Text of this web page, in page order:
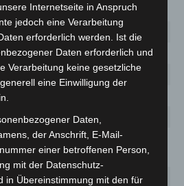
2 280,4 207
2 070,8 160
2 301,3 102
2 790,6 280
2 233,6
1 346,8 30
1 549,9 159
Internetseite in Anspruch
jedoch eine Verarbeitung
erforderlich werden. Ist die
Daten erforderlich und
Verarbeitung keine gesetzliche
eine Einwilligung der
Daten,
der Anschrift, E-Mail-
einer betroffenen Person,
mit der Datenschutz-
in Übereinstimmung mit den für